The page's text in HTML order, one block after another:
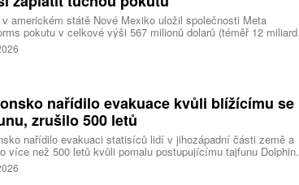
americkém státě Nové Mexiko uložil společnosti Meta
pokutu v celkové výši 567 milionů dolarů (téměř 12 miliard
za újmu, kterou její platformy Facebook a Instagram působí
lidem. Firma musí změnit způsob ověřování věku.
nařídilo evakuace kvůli blížícímu se
zrušilo 500 letů
nařídilo evakuaci statisíců lidí v jihozápadní části země a
více než 500 letů kvůli pomalu postupujícímu tajfunu Dolphin.
meteorologů přinese tajfun do oblasti silný vítr, prudký déšť a
vlny, píše agentura Reuters. Dolphin je tajfunem první, tedy